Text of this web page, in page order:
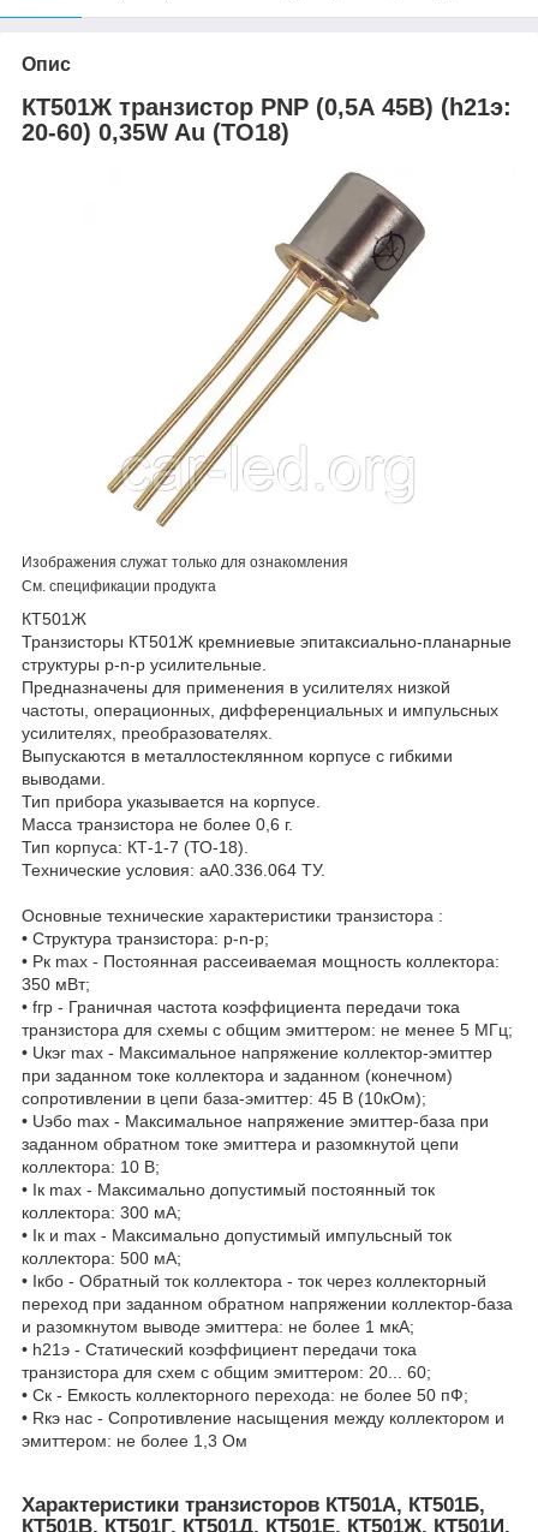
Опис
КТ501Ж транзистор PNP (0,5А 45В) (h21э:
20-60) 0,35W Au (ТО18)
Изображения служат только для ознакомления
См. спецификации продукта
КТ501Ж
Транзисторы КТ501Ж кремниевые эпитаксиально-планарные
структуры p-n-p усилительные.
Предназначены для применения в усилителях низкой
частоты, операционных, дифференциальных и импульсных
усилителях, преобразователях.
Выпускаются в металлостеклянном корпусе с гибкими
выводами.
Тип прибора указывается на корпусе.
Масса транзистора не более 0,6 г.
Тип корпуса: КТ-1-7 (ТО-18).
Технические условия: аА0.336.064 ТУ.
Основные технические характеристики транзистора :
• Структура транзистора: p-n-p;
• Рк max - Постоянная рассеиваемая мощность коллектора:
350 мВт;
• fгр - Граничная частота коэффициента передачи тока
транзистора для схемы с общим эмиттером: не менее 5 МГц;
• Uкэr max - Максимальное напряжение коллектор-эмиттер
при заданном токе коллектора и заданном (конечном)
сопротивлении в цепи база-эмиттер: 45 В (10кОм);
• Uэбо max - Максимальное напряжение эмиттер-база при
заданном обратном токе эмиттера и разомкнутой цепи
коллектора: 10 В;
• Iк max - Максимально допустимый постоянный ток
коллектора: 300 мА;
• Iк и max - Максимально допустимый импульсный ток
коллектора: 500 мА;
• Iкбо - Обратный ток коллектора - ток через коллекторный
переход при заданном обратном напряжении коллектор-база
и разомкнутом выводе эмиттера: не более 1 мкА;
• h21э - Статический коэффициент передачи тока
транзистора для схем с общим эмиттером: 20... 60;
• Ск - Емкость коллекторного перехода: не более 50 пФ;
• Rкэ нас - Сопротивление насыщения между коллектором и
эмиттером: не более 1,3 Ом
Характеристики транзисторов КТ501А, КТ501Б,
КТ501В, КТ501Г, КТ501Д, КТ501Е, КТ501Ж, КТ501И,